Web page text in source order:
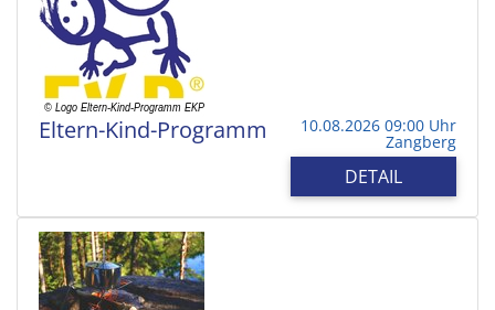
Eltern-Kind-Programm 10.08.2026 09:00 Uhr
Zangberg
DETAIL